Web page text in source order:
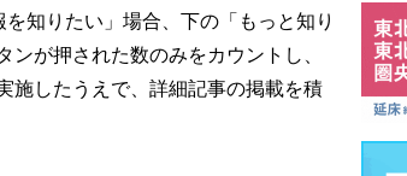
知りたい」場合、下の「もっと知り
が押された数のみをカウントし、
施したうえで、詳細記事の掲載を積